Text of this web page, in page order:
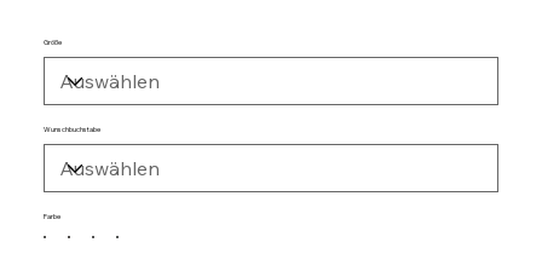
Größe
Wunschbuchstabe
Farbe